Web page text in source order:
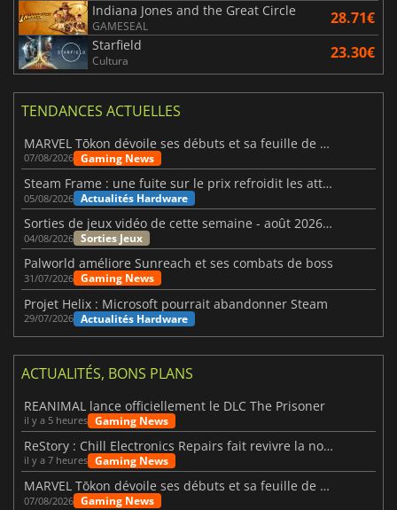
Indiana Jones and the Great Circle
GAMESEAL 28.71€
Starfield
Cultura 23.30€
TENDANCES ACTUELLES
MARVEL Tōkon dévoile ses débuts et sa feuille de route
07/08/2026 Gaming News
Steam Frame : une fuite sur le prix refroidit les attentes VR
05/08/2026 Actualités Hardware
Sorties de jeux vidéo de cette semaine - août 2026 (semaine 32)
04/08/2026 Sorties Jeux
Palworld améliore Sunreach et ses combats de boss
31/07/2026 Gaming News
Projet Helix : Microsoft pourrait abandonner Steam
29/07/2026 Actualités Hardware
ACTUALITÉS, BONS PLANS
REANIMAL lance officiellement le DLC The Prisoner
il y a 5 heures Gaming News
ReStory : Chill Electronics Repairs fait revivre la nostalgie des années 2000
il y a 7 heures Gaming News
MARVEL Tōkon dévoile ses débuts et sa feuille de route
07/08/2026 Gaming News